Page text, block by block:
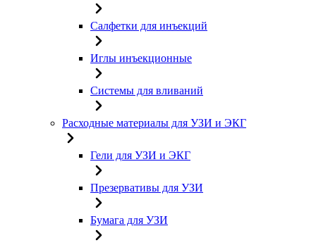
Салфетки для инъекций
Иглы инъекционные
Системы для вливаний
Расходные материалы для УЗИ и ЭКГ
Гели для УЗИ и ЭКГ
Презервативы для УЗИ
Бумага для УЗИ